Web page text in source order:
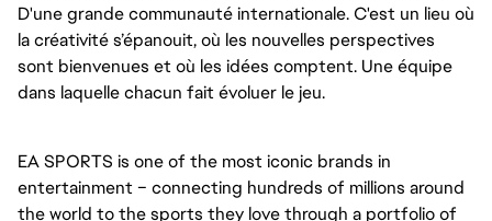
D'une grande communauté internationale. C'est un lieu où
la créativité s’épanouit, où les nouvelles perspectives
sont bienvenues et où les idées comptent. Une équipe
dans laquelle chacun fait évoluer le jeu.
EA SPORTS is one of the most iconic brands in
entertainment – connecting hundreds of millions around
the world to the sports they love through a portfolio of